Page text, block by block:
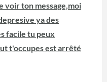
voir ton message,moi
ya des
facile tu peux
t'occupes est arrêté